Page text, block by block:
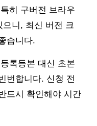
히 구버전 브라우
니, 최신 버전 크
습니다.
록등본 대신 초본
번합니다. 신청 전
드시 확인해야 시간